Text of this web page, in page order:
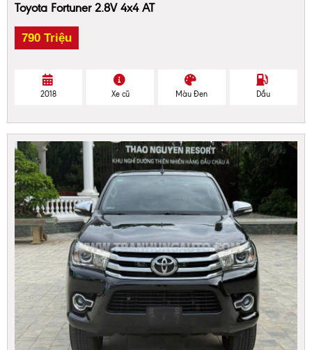
Toyota Fortuner 2.8V 4x4 AT
790 Triệu
2018 Xe cũ Màu Đen Dầu